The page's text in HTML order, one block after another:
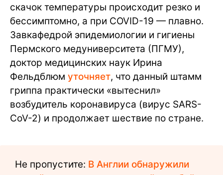
скачок температуры происходит резко и
бессимптомно, а при COVID-19 — плавно.
Завкафедрой эпидемиологии и гигиены
Пермского медуниверситета (ПГМУ),
доктор медицинских наук Ирина
Фельдблюм уточняет, что данный штамм
гриппа практически «вытеснил»
возбудитель коронавируса (вирус SARS-
CoV-2) и продолжает шествие по стране.
Не пропустите: В Англии обнаружили